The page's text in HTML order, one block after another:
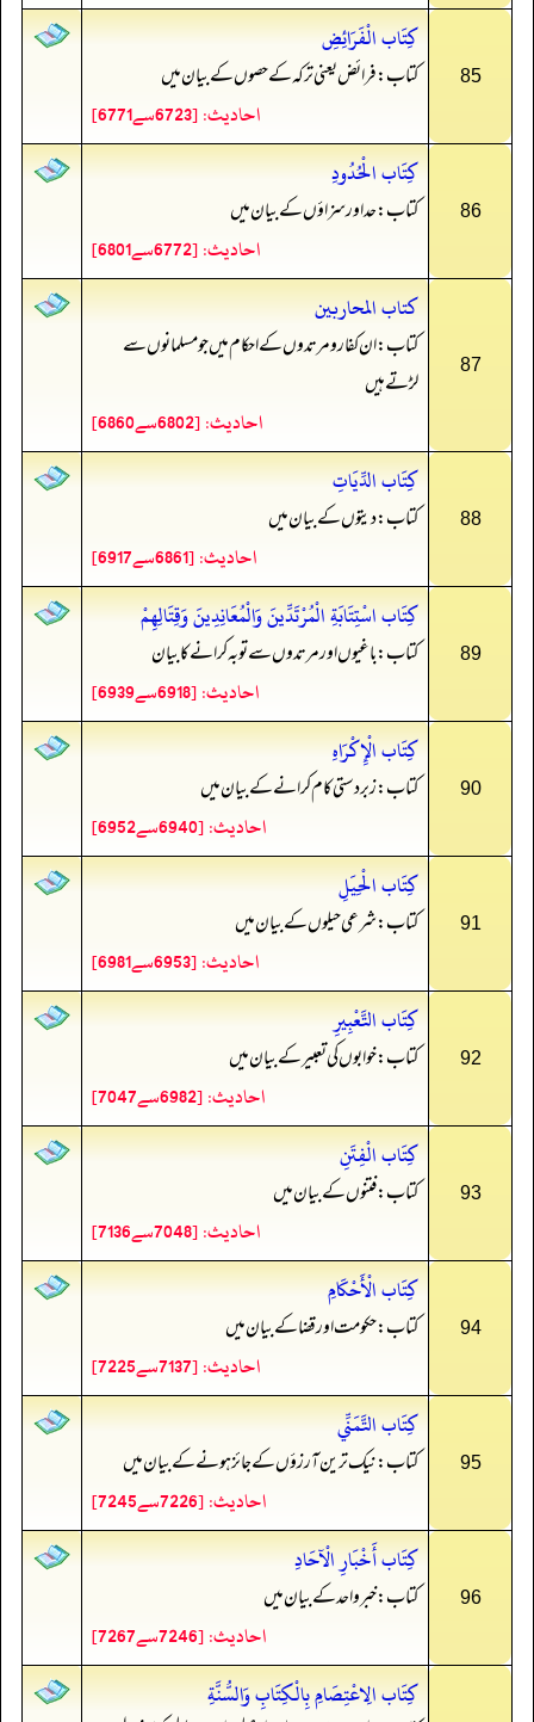
85
كِتَاب الْفَرَائِضِ
کتاب: فرائض یعنی ترکہ کے حصوں کے بیان میں
احادیث: [6723سے6771]
86
كِتَاب الْحُدُودِ
کتاب: حد اور سزاؤں کے بیان میں
احادیث: [6772سے6801]
87
كتاب المحاربين
کتاب: ان کفار و مرتدوں کے احکام میں جو مسلمانوں سے
لڑتے ہیں
احادیث: [6802سے6860]
88
كِتَاب الدِّيَاتِ
کتاب: دیتوں کے بیان میں
احادیث: [6861سے6917]
89
كِتَاب اسْتِتَابَةِ الْمُرْتَدِّينَ وَالْمُعَانِدِينَ وَقِتَالِهِمْ
کتاب: باغیوں اور مرتدوں سے توبہ کرانے کا بیان
احادیث: [6918سے6939]
90
كِتَاب الْإِكْرَاهِ
کتاب: زبردستی کام کرانے کے بیان میں
احادیث: [6940سے6952]
91
كِتَاب الْحِيَلِ
کتاب: شرعی حیلوں کے بیان میں
احادیث: [6953سے6981]
92
كِتَاب التَّعْبِيرِ
کتاب: خوابوں کی تعبیر کے بیان میں
احادیث: [6982سے7047]
93
كِتَاب الْفِتَنِ
کتاب: فتنوں کے بیان میں
احادیث: [7048سے7136]
94
كِتَاب الْأَحْكَامِ
کتاب: حکومت اور قضا کے بیان میں
احادیث: [7137سے7225]
95
كِتَاب التَّمَنِّي
کتاب: نیک ترین آرزؤں کے جائز ہونے کے بیان میں
احادیث: [7226سے7245]
96
كِتَاب أَخْبَارِ الْآحَادِ
کتاب: خبر واحد کے بیان میں
احادیث: [7246سے7267]
كِتَاب الِاعْتِصَامِ بِالْكِتَابِ وَالسُّنَّةِ